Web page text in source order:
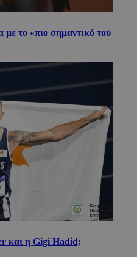
το «πιο σημαντικό του
και η Gigi Hadid;